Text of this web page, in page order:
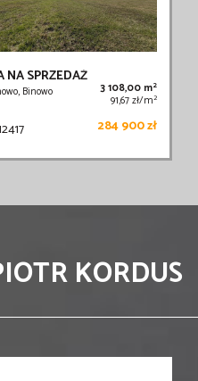
NA SPRZEDAŻ
Binowo 3 108,00 m2
91,67 zł/m2
284 900 zł
KORDUS